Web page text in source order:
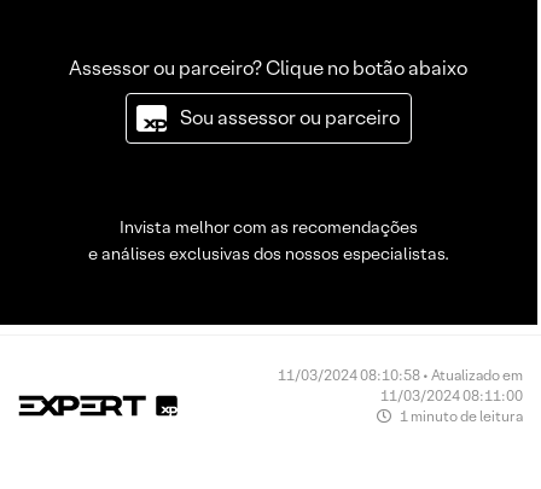
Assessor ou parceiro? Clique no botão abaixo
Sou assessor ou parceiro
Invista melhor com as recomendações
e análises exclusivas dos nossos especialistas.
11/03/2024 08:10:58 • Atualizado em
11/03/2024 08:11:00
1 minuto de leitura